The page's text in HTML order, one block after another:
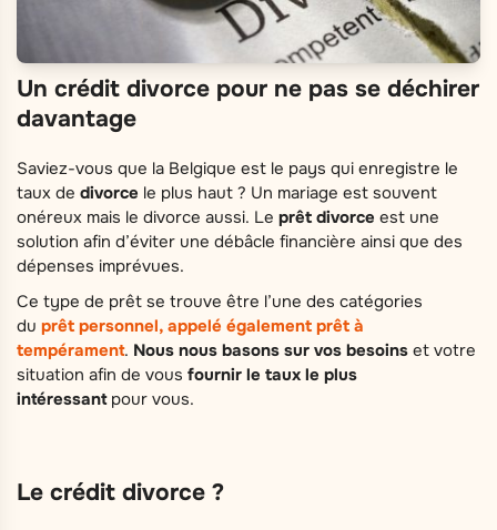
Un crédit divorce pour ne pas se déchirer
davantage
Saviez-vous que la Belgique est le pays qui enregistre le
taux de divorce le plus haut ? Un mariage est souvent
onéreux mais le divorce aussi. Le prêt divorce est une
solution afin d’éviter une débâcle financière ainsi que des
dépenses imprévues.
Ce type de prêt se trouve être l’une des catégories
du prêt personnel, appelé également prêt à
tempérament. Nous nous basons sur vos besoins et votre
situation afin de vous fournir le taux le plus
intéressantpour vous.
Le crédit divorce ?